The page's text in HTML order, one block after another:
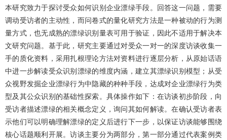
本研究致力于探讨受众如何识别企业漂绿手段。回答这一问题，需要
调动受访者的主动性，而问卷式的量化研究方法是一种被动的行为测
量方式，也无成熟的漂绿识别量表可用于验证，因此不适用于解决本
文研究问题。基于此，研究主要通过对受众一对一的深度访谈收集一
手的质化资料，采用扎根理论方法对资料进行逐层分析，从原始话语
中进一步解读受众识别漂绿的维度内涵，建立其漂绿识别模型；从受
众视野发掘企业漂绿行为中隐藏的种种手段，达成对企业漂绿行为类
型及其公众识别的基础性探索。具体操作如下：在访谈初步阶段，向
受访者描述漂绿的相关概念定义，询问其如何解读。在确认受访者表
示他们可以明确理解漂绿的定义后进行下一步，以保证访谈能够围绕
核心话题顺利开展。访谈主要分为两部分，第一部分通过代表案例类